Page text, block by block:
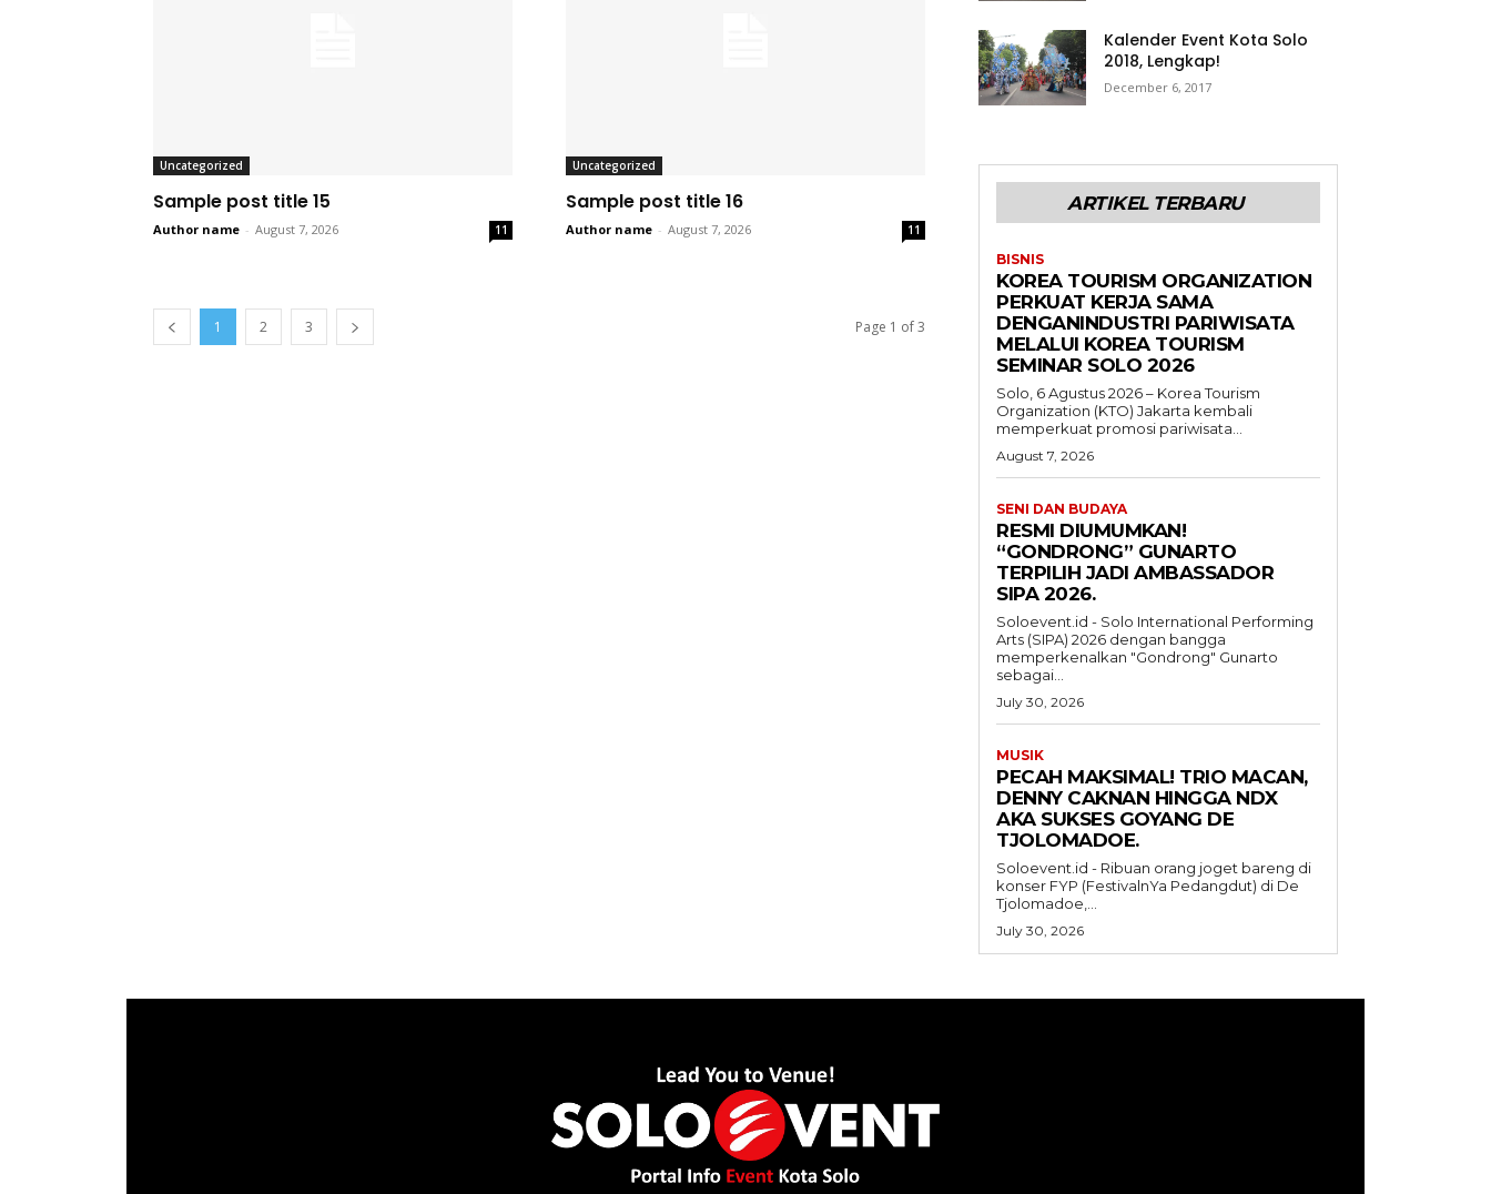
Uncategorized
Sample post title 15
Author name - August 7, 2026 11
Uncategorized
Sample post title 16
Author name - August 7, 2026 11
1 2 3 Page 1 of 3
Kalender Event Kota Solo
2018, Lengkap!
December 6, 2017
ARTIKEL TERBARU
BISNIS
KOREA TOURISM ORGANIZATION
PERKUAT KERJA SAMA
DENGANINDUSTRI PARIWISATA
MELALUI KOREA TOURISM
SEMINAR SOLO 2026
Solo, 6 Agustus 2026 – Korea Tourism
Organization (KTO) Jakarta kembali
memperkuat promosi pariwisata...
August 7, 2026
SENI DAN BUDAYA
RESMI DIUMUMKAN!
“GONDRONG” GUNARTO
TERPILIH JADI AMBASSADOR
SIPA 2026.
Soloevent.id - Solo International Performing
Arts (SIPA) 2026 dengan bangga
memperkenalkan "Gondrong" Gunarto
sebagai...
July 30, 2026
MUSIK
PECAH MAKSIMAL! TRIO MACAN,
DENNY CAKNAN HINGGA NDX
AKA SUKSES GOYANG DE
TJOLOMADOE.
Soloevent.id - Ribuan orang joget bareng di
konser FYP (FestivalnYa Pedangdut) di De
Tjolomadoe,...
July 30, 2026